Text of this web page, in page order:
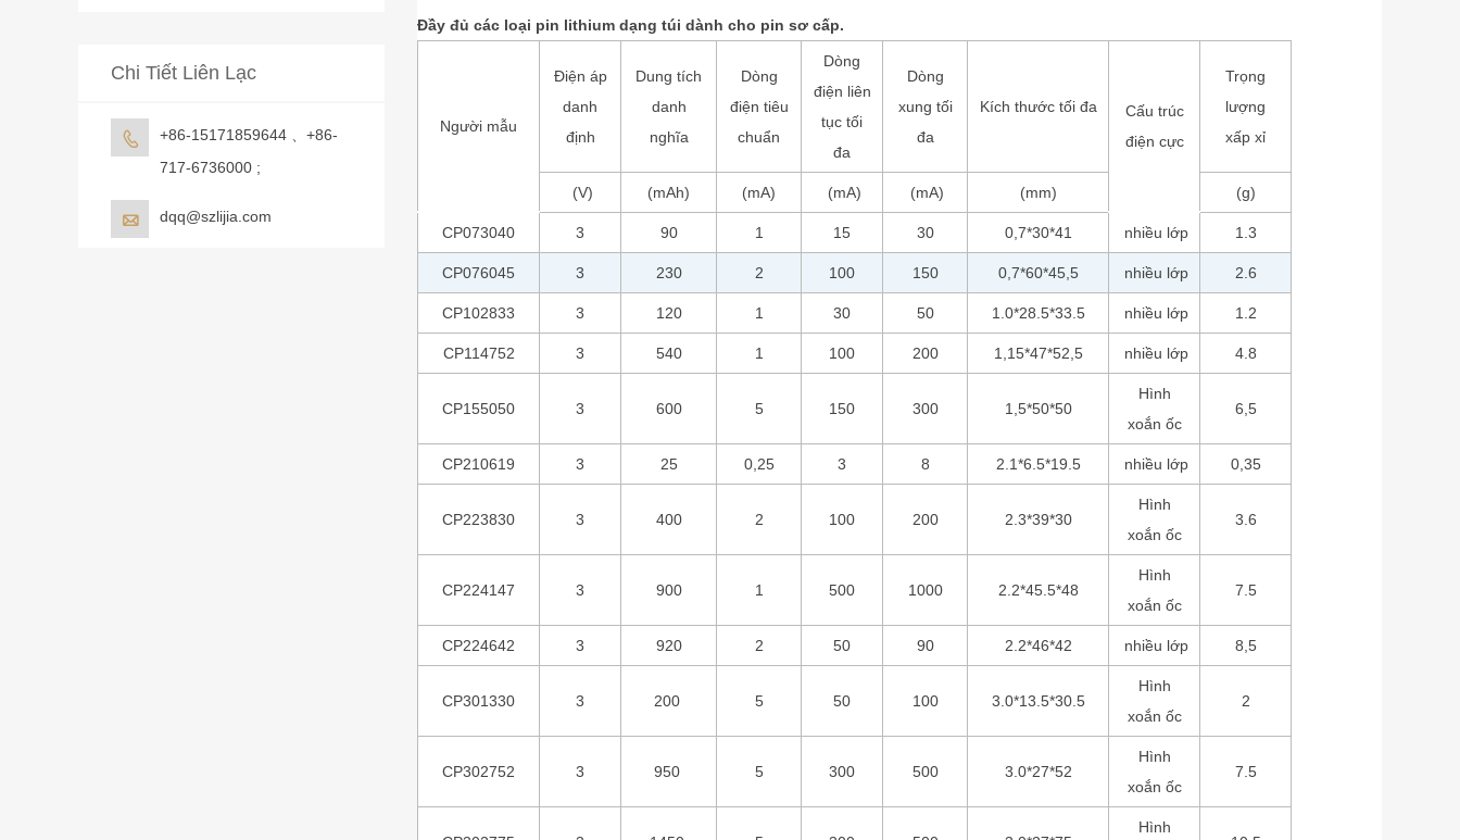
Đầy đủ các loại pin lithium dạng túi dành cho pin sơ cấp.
Người mẫu
Điện áp
danh
định
Dung tích
danh
nghĩa
Dòng
điện tiêu
chuẩn
Dòng
điện liên
tục tối
đa
Dòng
xung tối
đa
Kích thước tối đa
Cấu trúc
điện cực
Trọng
lượng
xấp xỉ
(V) (mAh) (mA) (mA) (mA) (mm) (g)
CP073040 3 90 1 15 30 0,7*30*41 nhiều lớp 1.3
CP076045 3 230 2 100 150 0,7*60*45,5 nhiều lớp 2.6
CP102833 3 120 1 30 50 1.0*28.5*33.5 nhiều lớp 1.2
CP114752 3 540 1 100 200 1,15*47*52,5 nhiều lớp 4.8
CP155050 3 600 5 150 300 1,5*50*50
Hình
xoắn ốc
6,5
CP210619 3 25 0,25 3 8 2.1*6.5*19.5 nhiều lớp 0,35
CP223830 3 400 2 100 200 2.3*39*30
Hình
xoắn ốc
3.6
CP224147 3 900 1 500 1000 2.2*45.5*48
Hình
xoắn ốc
7.5
CP224642 3 920 2 50 90 2.2*46*42 nhiều lớp 8,5
CP301330 3 200 5 50 100 3.0*13.5*30.5
Hình
xoắn ốc
2
CP302752 3 950 5 300 500 3.0*27*52
Hình
xoắn ốc
7.5
Hình
Chi Tiết Liên Lạc

+86-15171859644 、+86-
717-6736000 ;
 dqq@szlijia.com